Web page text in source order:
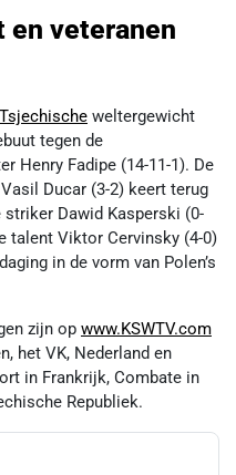
en veteranen
Tsjechische weltergewicht
tegen de
Henry Fadipe (14-11-1). De
Ducar (3-2) keert terug
Dawid Kasperski (0-
talent Viktor Cervinsky (4-0)
in de vorm van Polen’s
zijn op www.KSWTV.com
het VK, Nederland en
in Frankrijk, Combate in
Republiek.